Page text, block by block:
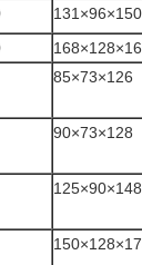
131×96×150
85×73×126
90×73×128
125×90×148